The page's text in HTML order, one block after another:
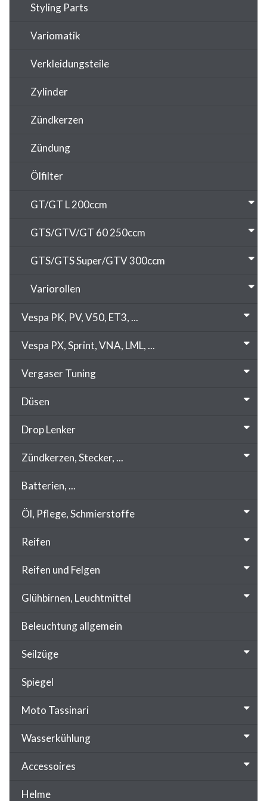
Styling Parts
Variomatik
Verkleidungsteile
Zylinder
Zündkerzen
Zündung
Ölfilter
GT/GT L 200ccm
GTS/GTV/GT 60 250ccm
GTS/GTS Super/GTV 300ccm
Variorollen
Vespa PK, PV, V50, ET3, ...
Vespa PX, Sprint, VNA, LML, ...
Vergaser Tuning
Düsen
Drop Lenker
Zündkerzen, Stecker, ...
Batterien, ...
Öl, Pflege, Schmierstoffe
Reifen
Reifen und Felgen
Glühbirnen, Leuchtmittel
Beleuchtung allgemein
Seilzüge
Spiegel
Moto Tassinari
Wasserkühlung
Accessoires
Helme